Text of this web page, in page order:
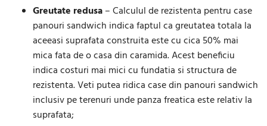
Greutate redusa– Calculul de rezistenta pentru case
panouri sandwich indica faptul ca greutatea totala la
aceeasi suprafata construita este cu cica 50% mai
mica fata de o casa din caramida. Acest beneficiu
indica costuri mai mici cu fundatia si structura de
rezistenta. Veti putea ridica case din panouri sandwich
inclusiv pe terenuri unde panza freatica este relativ la
suprafata;